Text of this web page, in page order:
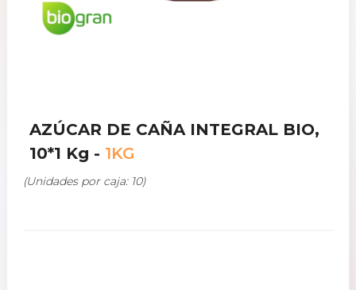
AZÚCAR DE CAÑA INTEGRAL BIO,
10*1 Kg - 1KG
(Unidades por caja: 10)